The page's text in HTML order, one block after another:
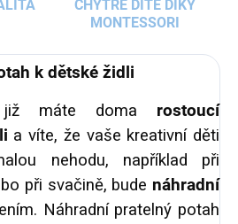
CHYTRÉ DÍTĚ DÍKY
MONTESSORI
k dětské židli
máte doma rostoucí
a víte, že vaše kreativní děti
nehodu, například při
při svačině, bude náhradní
Náhradní pratelný potah